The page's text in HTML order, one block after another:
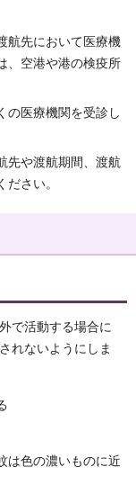
航先において医療機
、空港や港の検疫所
の医療機関を受診し
先や渡航期間、渡航
さい。
で活動する場合に
れないようにしま
は色の濃いものに近